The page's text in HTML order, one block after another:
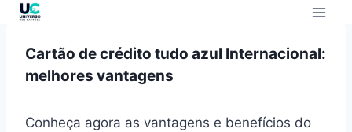
Cartão de crédito tudo azul Internacional:
melhores vantagens
Conheça agora as vantagens e benefícios do